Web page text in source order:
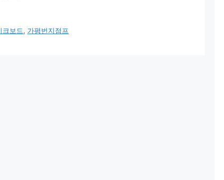
크보드, 가평번지점프